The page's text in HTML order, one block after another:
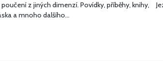
z jiných dimenzí. Povídky, příběhy, knihy,
a mnoho dalšího...